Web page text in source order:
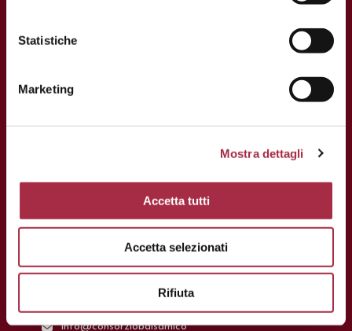
Statistiche
Marketing
Mostra dettagli
Accetta tutti
Accetta selezionati
Rifiuta
KONTAKT
Tel.: +39 059 208621
Fax: +39 059 208623
info@consorziobalsamico